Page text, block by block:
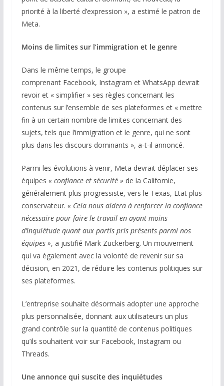
priorité à la liberté d’expression », a estimé le patron de
Meta.
Moins de limites sur l’immigration et le genre
Dans le même temps, le groupe
comprenant Facebook, Instagram et WhatsApp devrait
revoir et « simplifier » ses règles concernant les
contenus sur l’ensemble de ses plateformes et « mettre
fin à un certain nombre de limites concernant des
sujets, tels que l’immigration et le genre, qui ne sont
plus dans les discours dominants », a-t-il annoncé.
Parmi les évolutions à venir, Meta devrait déplacer ses
équipes « confiance et sécurité » de la Californie,
généralement plus progressiste, vers le Texas, Etat plus
conservateur. « Cela nous aidera à renforcer la confiance
nécessaire pour faire le travail en ayant moins
d’inquiétude quant aux partis pris présents parmi nos
équipes », a justifié Mark Zuckerberg. Un mouvement
qui va également avec la volonté de revenir sur sa
décision, en 2021, de réduire les contenus politiques sur
ses plateformes.
L’entreprise souhaite désormais adopter une approche
plus personnalisée, donnant aux utilisateurs un plus
grand contrôle sur la quantité de contenus politiques
qu’ils souhaitent voir sur Facebook, Instagram ou
Threads.
Une annonce qui suscite des inquiétudes